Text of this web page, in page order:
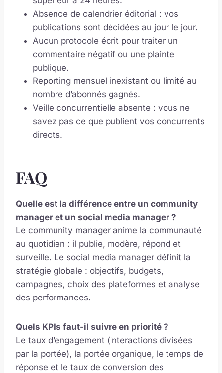
Absence de calendrier éditorial : vos
publications sont décidées au jour le jour.
Aucun protocole écrit pour traiter un
commentaire négatif ou une plainte
publique.
Reporting mensuel inexistant ou limité au
nombre d’abonnés gagnés.
Veille concurrentielle absente : vous ne
savez pas ce que publient vos concurrents
directs.
FAQ
Quelle est la différence entre un community
manager et un social media manager ?
Le community manager anime la communauté
au quotidien : il publie, modère, répond et
surveille. Le social media manager définit la
stratégie globale : objectifs, budgets,
campagnes, choix des plateformes et analyse
des performances.
Quels KPIs faut-il suivre en priorité ?
Le taux d’engagement (interactions divisées
par la portée), la portée organique, le temps de
réponse et le taux de conversion des